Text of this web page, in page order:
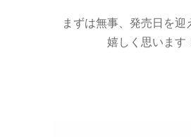
まずは無事、発売日を迎
嬉しく思います